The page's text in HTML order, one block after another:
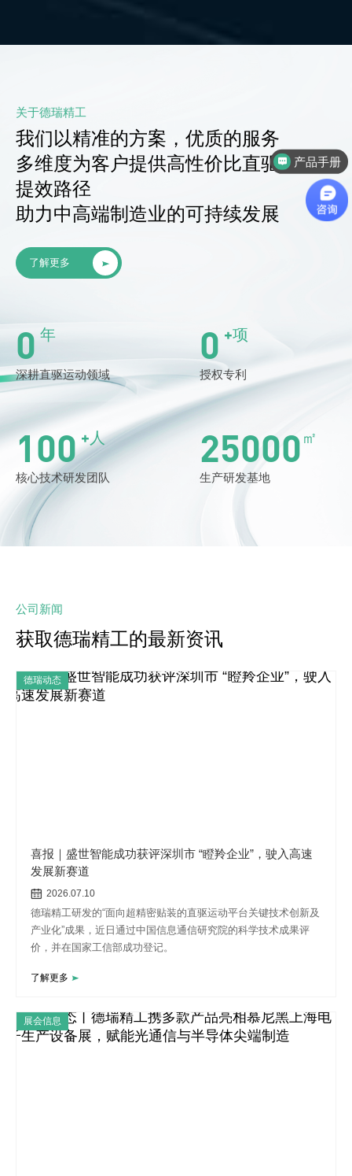
关于德瑞精工
我们以精准的方案，优质的服务
多维度为客户提供高性价比直驱运控的
提效路径
助力中高端制造业的可持续发展
了解更多
0 年
深耕直驱运动领域
0 +项
授权专利
100 +人
核心技术研发团队
25000 ㎡
生产研发基地
公司新闻
获取德瑞精工的最新资讯
德瑞动态
喜报｜盛世智能成功获评深圳市 “瞪羚企业”，驶入高速
发展新赛道
2026.07.10
德瑞精工研发的“面向超精密贴装的直驱运动平台关键技术创新及
产业化”成果，近日通过中国信息通信研究院的科学技术成果评
价，并在国家工信部成功登记。
了解更多
展会信息
产品手册